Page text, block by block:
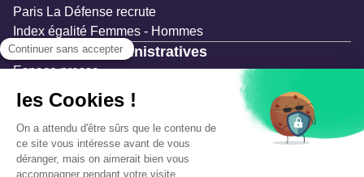
Paris La Défense recrute
Index égalité Femmes - Hommes
Ressources administratives
Espace presse
Documentation
Marchés publics
Appels à projets & avis d'attribution
Mesures de publicité
Concertations et enquêtes publiques